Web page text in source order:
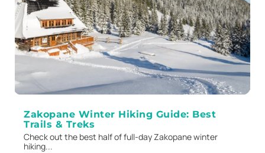
Zakopane Winter Hiking Guide: Best
Trails & Treks
Check out the best half of full-day Zakopane winter
hiking...